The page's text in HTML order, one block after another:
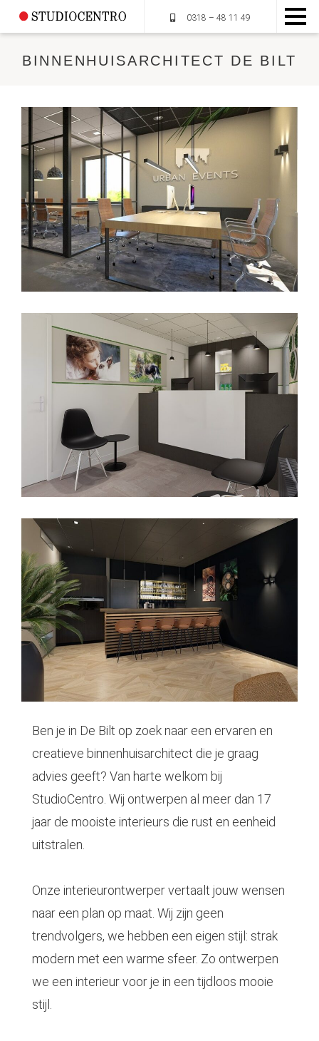
OVER STUDIOCENTRO
MUMMIEPLANTEN
DIENSTEN
PORTFOLIO
CONTACT
0318 – 48 11 49
BINNENHUISARCHITECT DE BILT
Ben je in De Bilt op zoek naar een ervaren en
creatieve binnenhuisarchitect die je graag
advies geeft? Van harte welkom bij
StudioCentro. Wij ontwerpen al meer dan 17
jaar de mooiste interieurs die rust en eenheid
uitstralen.
Onze interieurontwerpervertaalt jouw wensen
naar een plan op maat. Wij zijn geen
trendvolgers, we hebben een eigen stijl: strak
modern met een warme sfeer. Zo ontwerpen
we een interieur voor je in een tijdloos mooie
stijl.